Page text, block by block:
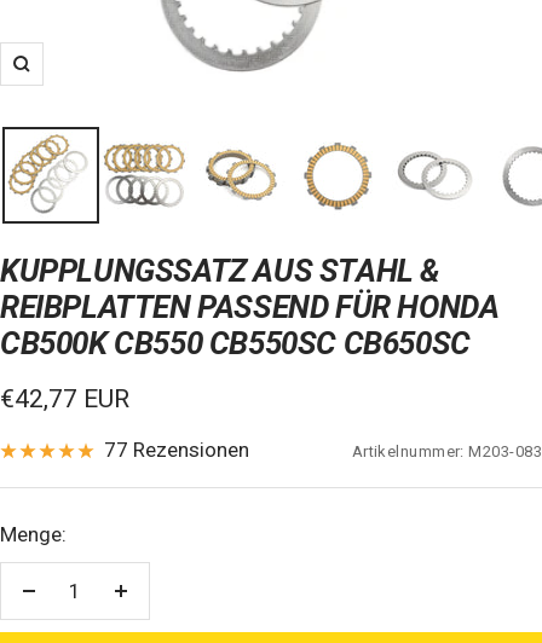
Zoom
KUPPLUNGSSATZ AUS STAHL &
REIBPLATTEN PASSEND FÜR HONDA
CB500K CB550 CB550SC CB650SC
Verkaufspreis
€42,77 EUR
77 Rezensionen Artikelnummer:M203-083
Menge:
Menge